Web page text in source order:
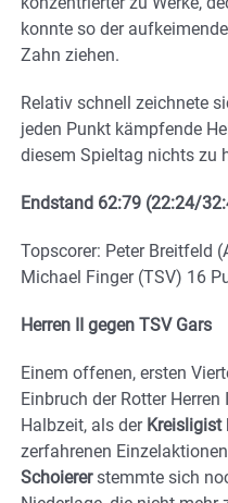
konnte so der
Zahn ziehen.
Relativ schnell zeichnete
jeden Punkt kämpfende
diesem Spieltag nichts zu
Endstand 62:79 (22:24/
Topscorer: Peter Breitfeld
Michael Finger (TSV) 16
Herren II gegen TSV Gars
Einem offenen, ersten
Einbruch der Rotter
Halbzeit, als derKreisligist
zerfahrenen
Schoiererstemmte sich